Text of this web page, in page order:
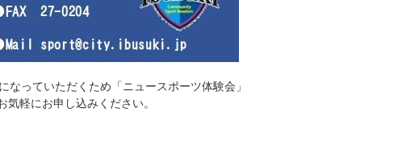
っていただくため「ニュースポーツ体験会」
軽にお申し込みください。